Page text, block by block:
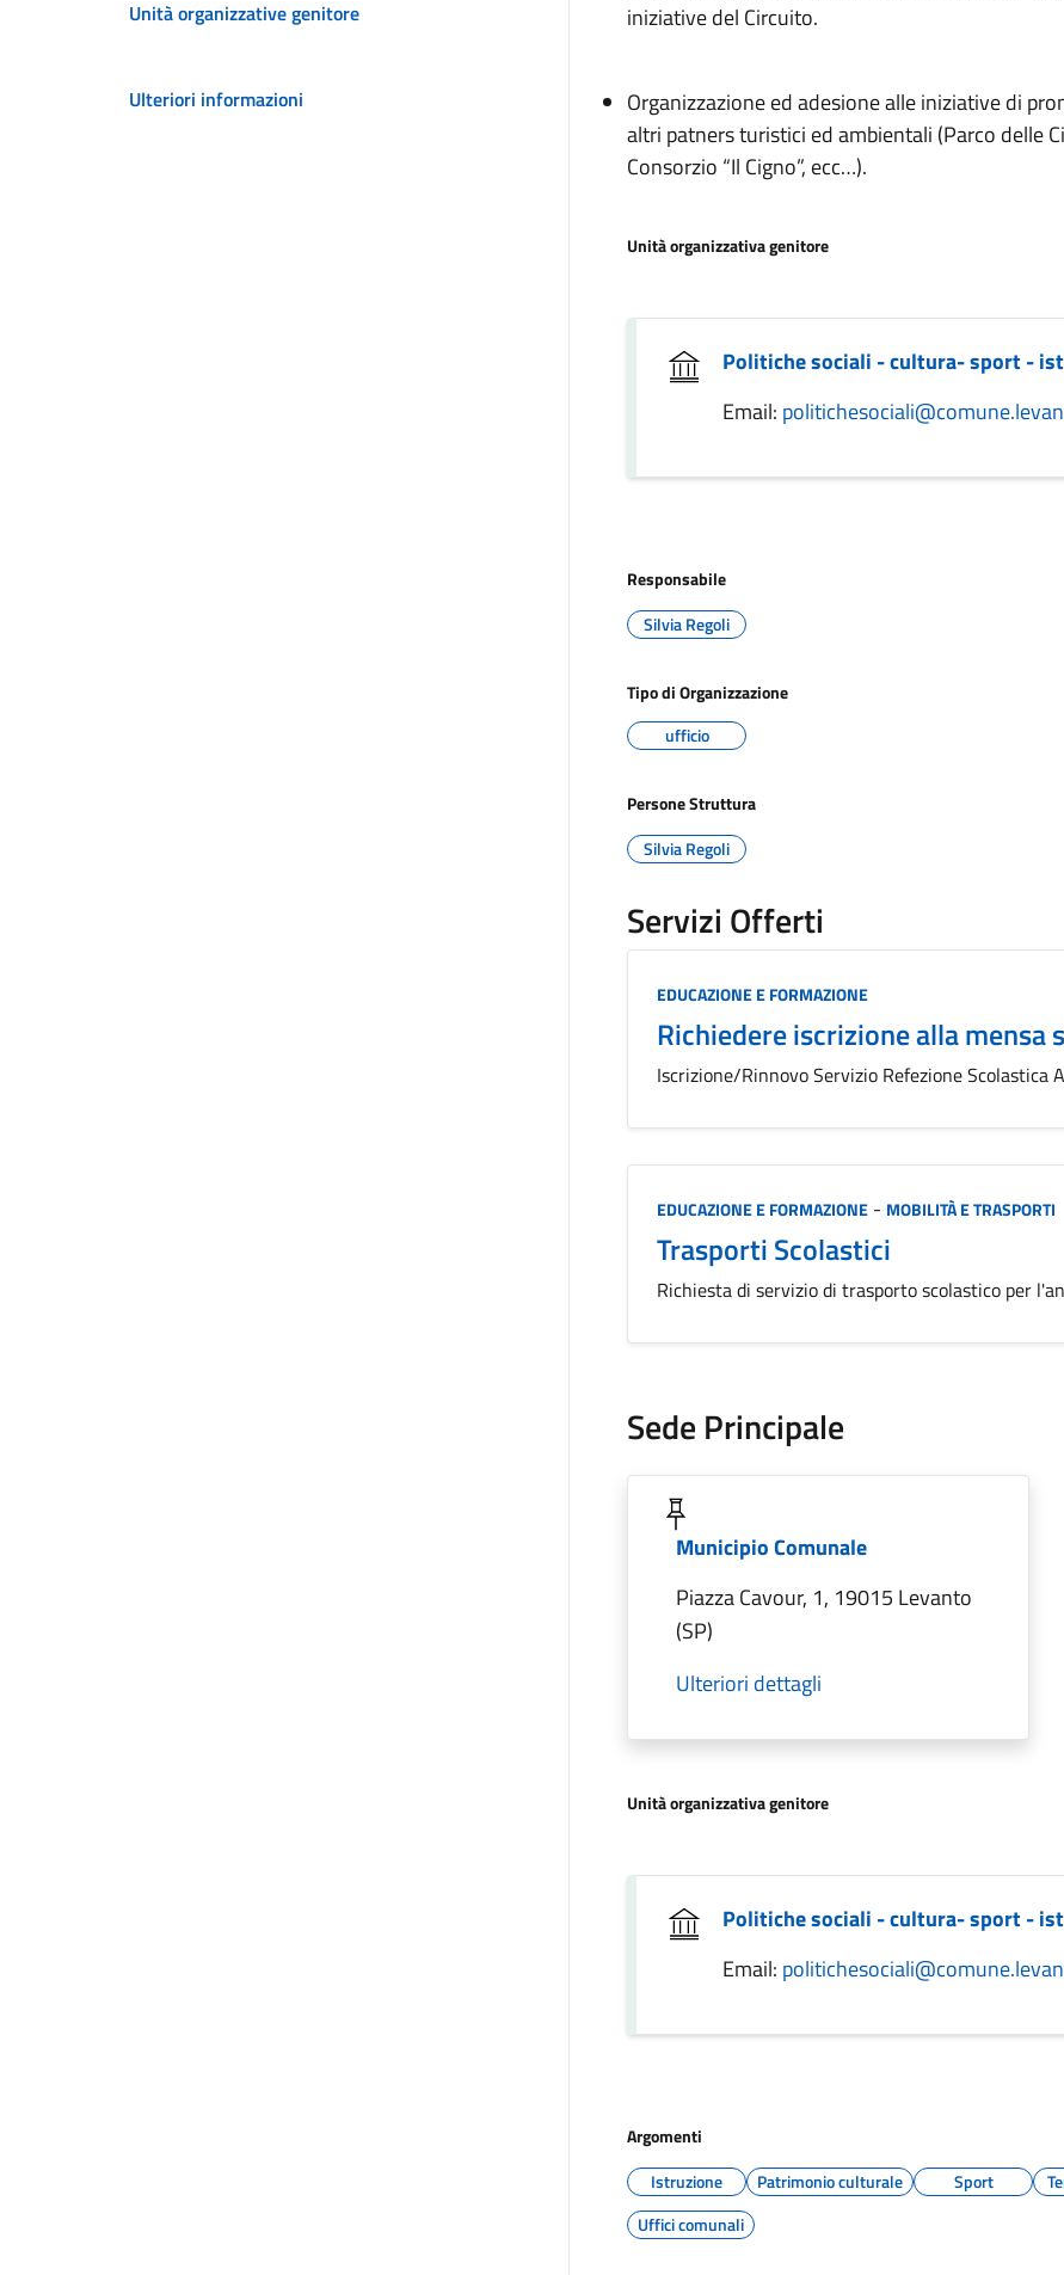
Unità organizzative genitore
Ulteriori informazioni
iniziative del Circuito.
Organizzazione ed adesione alle iniziative di
altri patners turistici ed ambientali (Parco delle
Consorzio “Il Cigno”, ecc…).
Unità organizzativa genitore
Politiche sociali - cultura- sport -
Email:
Responsabile
Silvia Regoli
Tipo di Organizzazione
ufficio
Persone Struttura
Silvia Regoli
Servizi Offerti
Categoria:
EDUCAZIONE E FORMAZIONE
Richiedere iscrizione alla mensa
Iscrizione/Rinnovo Servizio Refezione Scolastica
Categoria:
EDUCAZIONE E FORMAZIONE - MOBILITÀ E TRASPORTI
Trasporti Scolastici
Richiesta di servizio di trasporto scolastico per
Sede Principale
Municipio Comunale
Piazza Cavour, 1, 19015 Levanto
(SP)
Ulteriori dettagli
Unità organizzativa genitore
Politiche sociali - cultura- sport -
Email:
Argomenti
Istruzione
Patrimonio culturale Sport
Uffici comunali